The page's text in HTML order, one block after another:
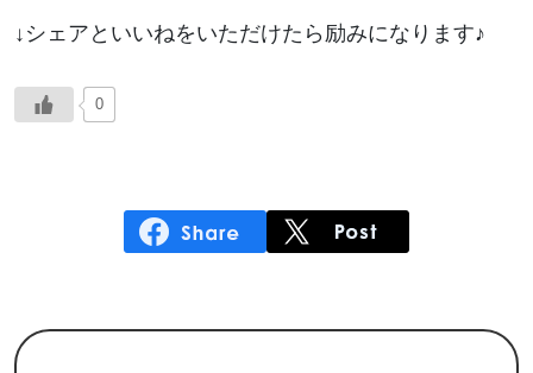
↓シェアといいねをいただけたら励みになります♪
0